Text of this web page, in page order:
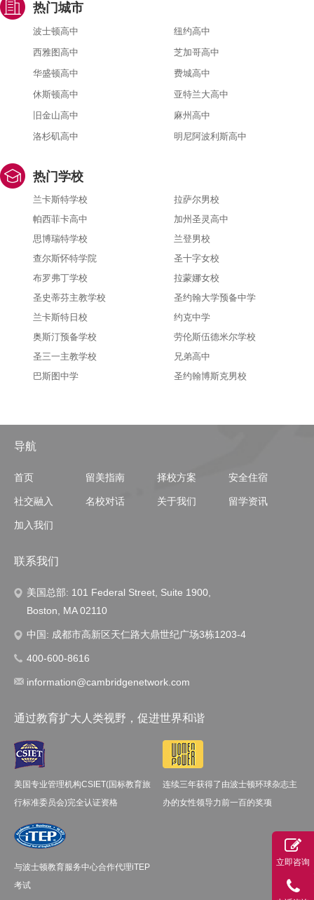
热门城市
波士顿高中
纽约高中
西雅图高中
芝加哥高中
华盛顿高中
费城高中
休斯顿高中
亚特兰大高中
旧金山高中
麻州高中
洛杉矶高中
明尼阿波利斯高中
热门学校
兰卡斯特学校
拉萨尔男校
帕西菲卡高中
加州圣灵高中
思博瑞特学校
兰登男校
查尔斯怀特学院
圣十字女校
布罗弗丁学校
拉蒙娜女校
圣史蒂芬主教学校
圣约翰大学预备中学
兰卡斯特日校
约克中学
奥斯汀预备学校
劳伦斯伍德米尔学校
圣三一主教学校
兄弟高中
巴斯图中学
圣约翰博斯克男校
导航
首页 留美指南 择校方案 安全住宿
社交融入 名校对话 关于我们 留学资讯
加入我们
联系我们
美国总部: 101 Federal Street, Suite 1900,
Boston, MA 02110
中国: 成都市高新区天仁路大鼎世纪广场3栋1203-4
400-600-8616
information@cambridgenetwork.com
通过教育扩大人类视野，促进世界和谐
美国专业管理机构CSIET(国标教育旅
行标准委员会)完全认证资格
连续三年获得了由波士顿环球杂志主
办的女性领导力前一百的奖项
与波士顿教育服务中心合作代理iTEP
考试
立即咨询